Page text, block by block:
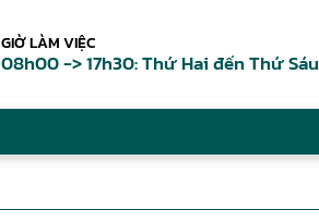
GIỜ LÀM VIỆC
08h00 -> 17h30: Thứ Hai đến Thứ Sáu